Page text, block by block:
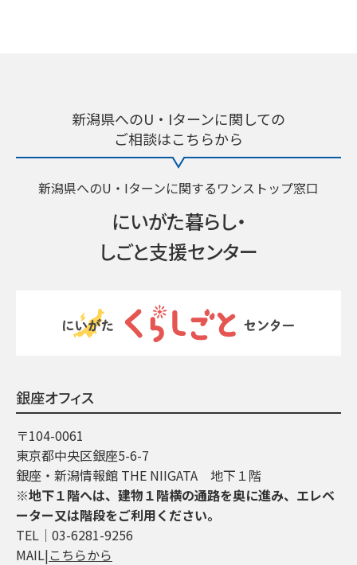
新潟県へのU・Iターンに関しての
ご相談はこちらから
新潟県へのU・Iターンに関するワンストップ窓口
にいがた暮らし・
しごと支援センター
銀座オフィス
〒104-0061
東京都中央区銀座5-6-7
銀座・新潟情報館 THE NIIGATA 地下１階
※地下１階へは、建物１階横の通路を奥に進み、エレベ
ーター又は階段をご利用ください。
TEL│03-6281-9256
MAIL|こちらから